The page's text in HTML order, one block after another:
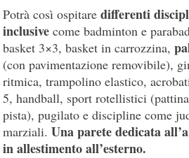
Potrà così ospitare differenti
inclusive come badminton e
basket 3×3, basket in carrozzina,
(con pavimentazione removibile),
ritmica, trampolino elastico,
5, handball, sport rotellistici
pista), pugilato e discipline come
marziali.Una parete dedicata
in allestimento all’esterno.